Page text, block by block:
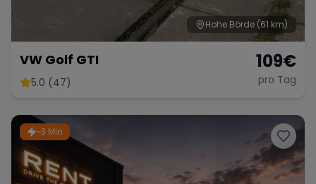
Hohe Börde (61 km)
VW Golf GTI
5.0 (47)
109€
pro Tag
~3 Min